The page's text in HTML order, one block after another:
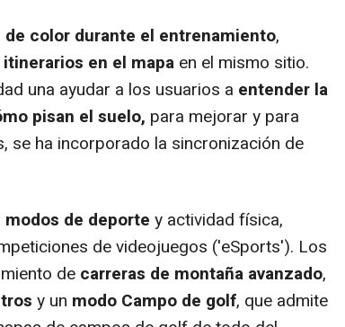
de color durante el entrenamiento,
en el mapa en el mismo sitio.
una ayudar a los usuarios a entender la
pisan el suelo, para mejorar y para
se ha incorporado la sincronización de
de deporte y actividad física,
de videojuegos ('eSports'). Los
de carreras de montaña avanzado,
y un modo Campo de golf, que admite